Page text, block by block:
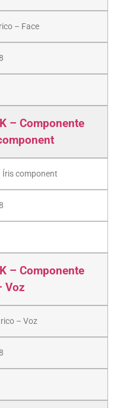
– Face
– Componente
Íris component
– Componente
Voz
– Voz